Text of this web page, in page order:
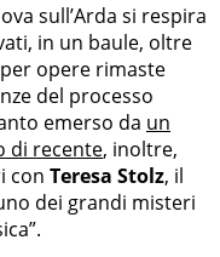
sull’Arda si respira
in un baule, oltre
opere rimaste
del processo
emerso da un
di recente, inoltre,
con Teresa Stolz, il
dei grandi misteri